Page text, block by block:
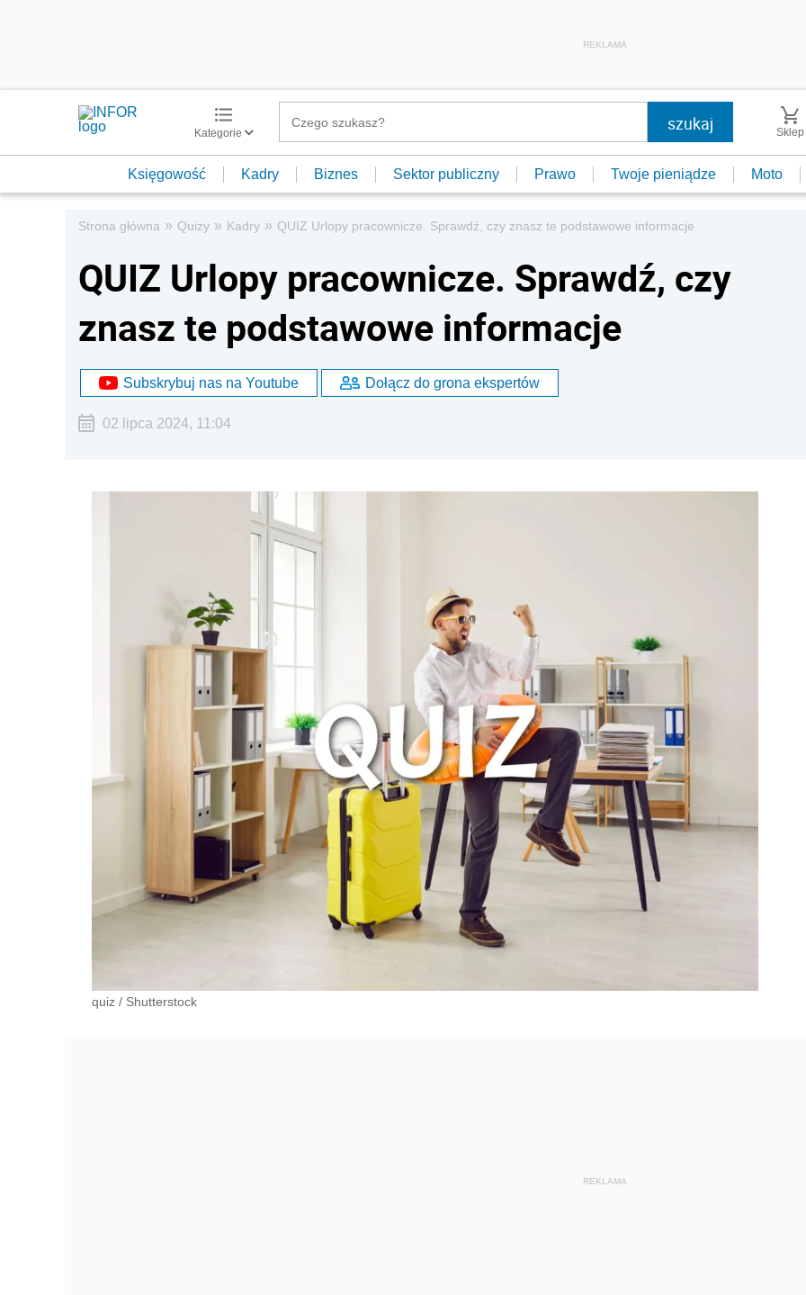
REKLAMA
Kategorie Sklep
Księgowość Kadry Biznes Sektor publiczny Prawo Twoje pieniądze Moto
Strona główna » Quizy » Kadry » QUIZ Urlopy pracownicze. Sprawdź, czy znasz te podstawowe informacje
QUIZ Urlopy pracownicze. Sprawdź, czy
znasz te podstawowe informacje
Subskrybuj nas na Youtube Dołącz do grona ekspertów
02 lipca 2024, 11:04
quiz / Shutterstock